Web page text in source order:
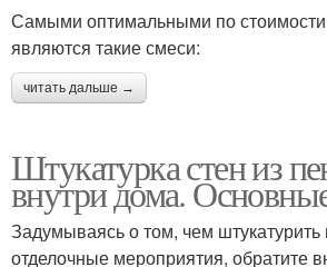
Самыми оптимальными по
являются такие смеси:
читать дальше →
Штукатурка стен из
внутри дома.
Задумываясь о том, чем штукатурить
отделочные мероприятия, обратите